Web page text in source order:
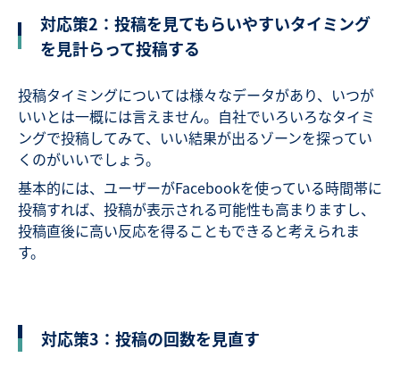
対応策2：投稿を見てもらいやすいタイミング
を見計らって投稿する
投稿タイミングについては様々なデータがあり、いつが
いいとは一概には言えません。自社でいろいろなタイミ
ングで投稿してみて、いい結果が出るゾーンを探ってい
くのがいいでしょう。
基本的には、ユーザーがFacebookを使っている時間帯に
投稿すれば、投稿が表示される可能性も高まりますし、
投稿直後に高い反応を得ることもできると考えられま
す。
対応策3：投稿の回数を見直す